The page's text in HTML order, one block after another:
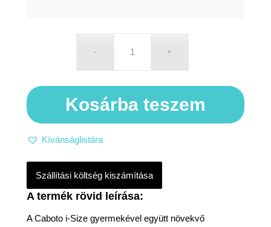
A Caboto i-Size gyermekével együtt növekvő
Kosárba teszem
Kívánságlistára
Szállítási költség kiszámítása